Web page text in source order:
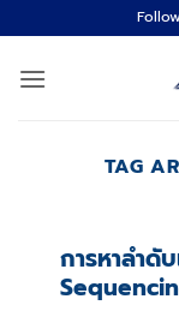
to
content
TAG
การหาลำดั